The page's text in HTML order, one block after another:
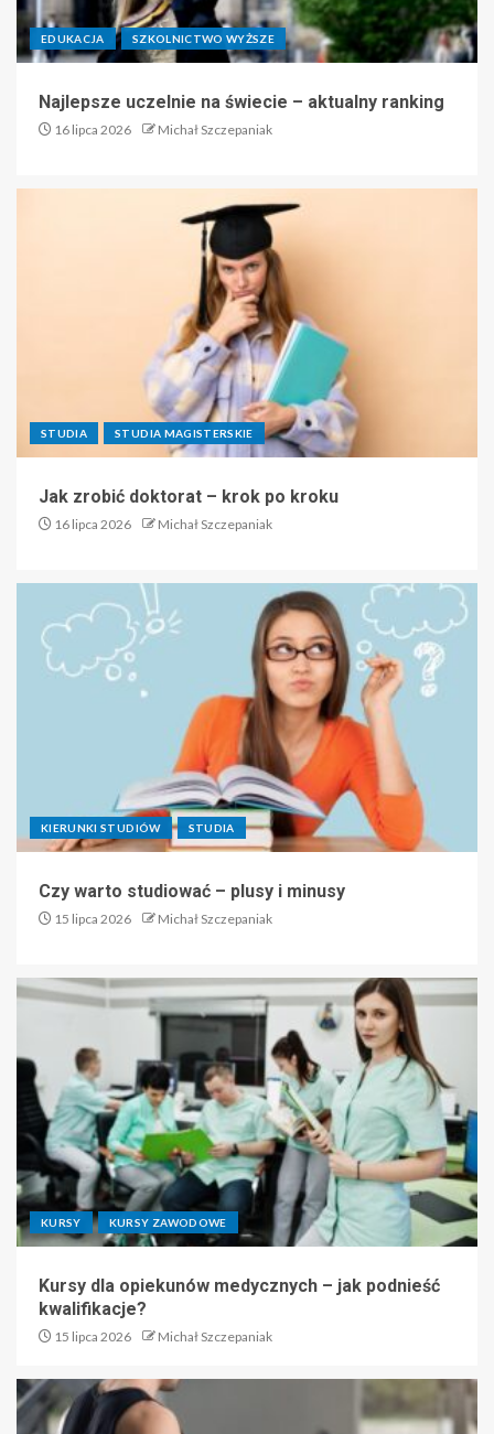
EDUKACJA SZKOLNICTWO WYŻSZE
Najlepsze uczelnie na świecie – aktualny ranking
16 lipca 2026 Michał Szczepaniak
STUDIA STUDIA MAGISTERSKIE
Jak zrobić doktorat – krok po kroku
16 lipca 2026 Michał Szczepaniak
KIERUNKI STUDIÓW STUDIA
Czy warto studiować – plusy i minusy
15 lipca 2026 Michał Szczepaniak
KURSY KURSY ZAWODOWE
Kursy dla opiekunów medycznych – jak podnieść
kwalifikacje?
15 lipca 2026 Michał Szczepaniak